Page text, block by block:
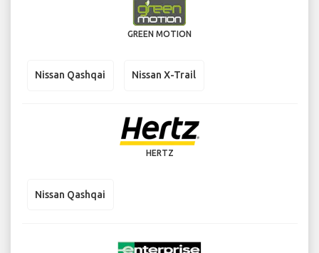
GREEN MOTION
Nissan Qashqai Nissan X-Trail
HERTZ
Nissan Qashqai